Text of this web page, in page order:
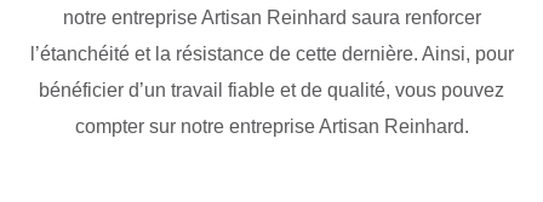
notre entreprise Artisan Reinhard saura renforcer
l’étanchéité et la résistance de cette dernière. Ainsi, pour
bénéficier d’un travail fiable et de qualité, vous pouvez
compter sur notre entreprise Artisan Reinhard.